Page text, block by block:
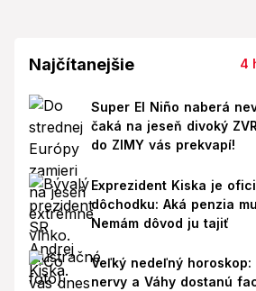
Najčítanejšie 4
Super El Niño naberá
čaká na jeseň divoký
do ZIMY vás prekvapí!
Exprezident Kiska je
dôchodku: Aká penzia
Nemám dôvod ju tajiť
Veľký nedeľný horoskop:
nervy a Váhy dostanú